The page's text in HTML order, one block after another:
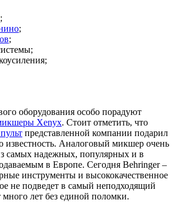
;
;
;
оборудования особо порадуют
Xenyx. Стоит отметить, что
представленной компании подарил
известность. Аналоговый микшер очень
самых надежных, популярных и в
в Европе. Сегодня Behringer –
инструменты и высококачественное
не подведет в самый неподходящий
лет без единой поломки.